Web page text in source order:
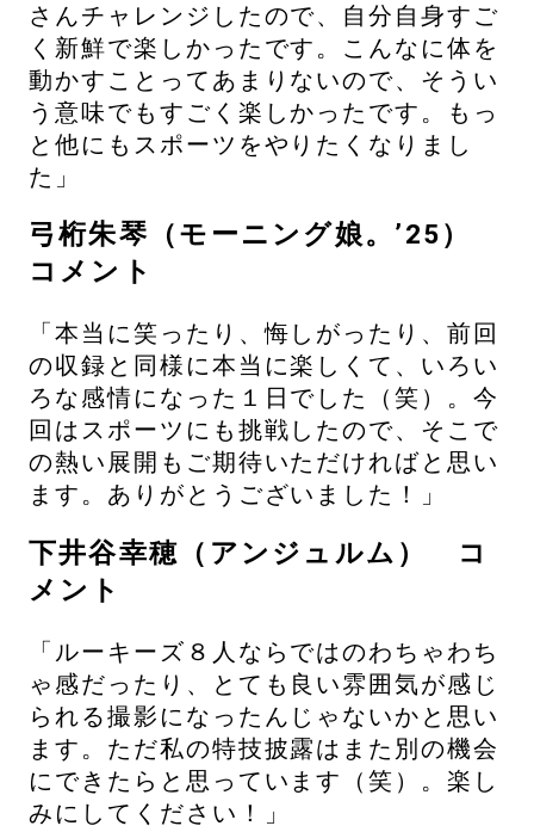
さんチャレンジしたので、自分自身すご
く新鮮で楽しかったです。こんなに体を
動かすことってあまりないので、そうい
う意味でもすごく楽しかったです。もっ
と他にもスポーツをやりたくなりまし
た」
弓桁朱琴（モーニング娘。’25）
コメント
「本当に笑ったり、悔しがったり、前回
の収録と同様に本当に楽しくて、いろい
ろな感情になった１日でした（笑）。今
回はスポーツにも挑戦したので、そこで
の熱い展開もご期待いただければと思い
ます。ありがとうございました！」
下井谷幸穂（アンジュルム） コ
メント
「ルーキーズ８人ならではのわちゃわち
ゃ感だったり、とても良い雰囲気が感じ
られる撮影になったんじゃないかと思い
ます。ただ私の特技披露はまた別の機会
にできたらと思っています（笑）。楽し
みにしてください！」